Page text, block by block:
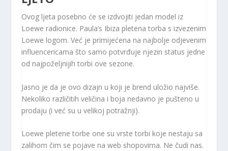
Ovog ljeta posebno će se izdvojiti jedan model iz
Loewe radionice. Paula’s Ibiza pletena torba s izvezenim
Loewe logom. Već je primijećena na najbolje odjevenim
influencericama što samo potvrđuje njezin status jedne
od najpoželjnijih torbi ove sezone.
Jasno je da je ovo dizajn u koji je brend uložio najviše.
Nekoliko različitih veličina i boja nedavno je pušteno u
prodaju (i već su u velikoj potražnji).
Loewe pletene torbe one su vrste torbi koje nestaju sa
zalihom čim se pojave na web shopovima. Ne čudi nas.